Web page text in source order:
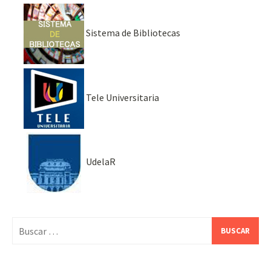
Sistema de Bibliotecas
Tele Universitaria
UdelaR